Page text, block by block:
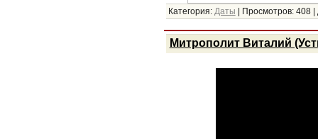
Категория: Даты Просмотров: 408
Митрополит Виталий